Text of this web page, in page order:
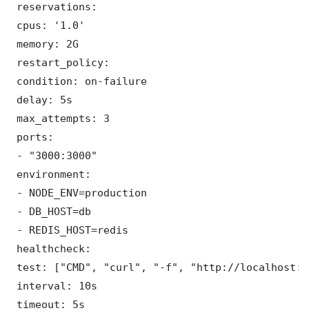
reservations:
cpus: '1.0'
memory: 2G
restart_policy:
condition: on-failure
delay: 5s
max_attempts: 3
ports:
- "3000:3000"
environment:
- NODE_ENV=production
- DB_HOST=db
- REDIS_HOST=redis
healthcheck:
test: ["CMD", "curl", "-f", "http://
interval: 10s
timeout: 5s